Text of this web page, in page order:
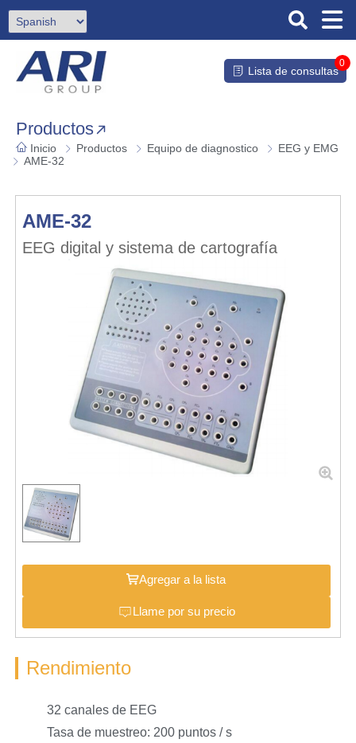
Lista de consultas
0
Productos
Inicio Productos Equipo de diagnostico
EEG y EMG
AME-32
AME-32
EEG digital y sistema de cartografía
Agregar a la lista
Llame por su precio
Rendimiento
32 canales de EEG
Tasa de muestreo: 200 puntos / s